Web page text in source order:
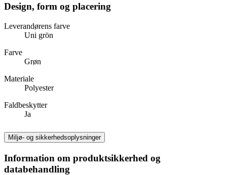
Design, form og placering
Leverandørens farve
Uni grön
Farve
Grøn
Materiale
Polyester
Faldbeskytter
Ja
Miljø- og sikkerhedsoplysninger
Information om produktsikkerhed og
databehandling